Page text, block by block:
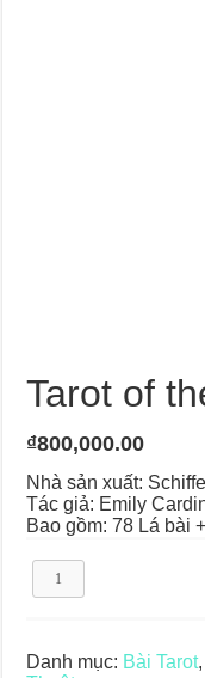
Tarot of
₫800,000.00
Nhà sản xuất:
Tác giả: Emily
Bao gồm: 78 Lá bài
Tarot
số
Danh mục: Bài Tarot,